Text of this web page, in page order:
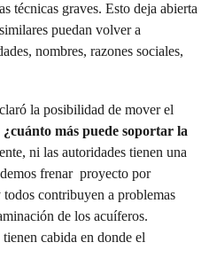
técnicas graves. Esto deja abierta
puedan volver a
nombres, razones sociales,
la posibilidad de mover el
¿cuánto más puede soportar la
ni las autoridades tienen una
frenar proyecto por
contribuyen a problemas
de los acuíferos.
cabida en donde el